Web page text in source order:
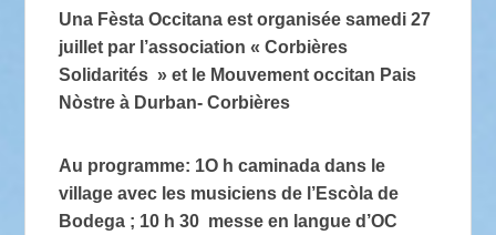
Una Fèsta Occitana est organisée samedi 27
juillet par l’association « Corbières
Solidarités » et le Mouvement occitan Pais
Nòstre à Durban- Corbières
Au programme: 1O h caminada dans le
village avec les musiciens de l’Escòla de
Bodega ; 10 h 30 messe en langue d’OC